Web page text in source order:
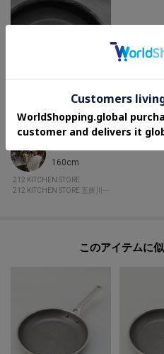
160cm
212 KITCHEN STORE
212 KITCHEN STORE 五所川原エルムの街
このアイテムに